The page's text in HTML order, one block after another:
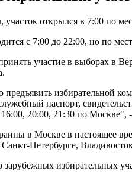
открылся в 7:00 по
с 7:00 до 22:00, но по
участие в выборах в
избирательной
паспорт,
20:00, 21:30 по Москве",
в Москве в
Петербурге,
избирательных